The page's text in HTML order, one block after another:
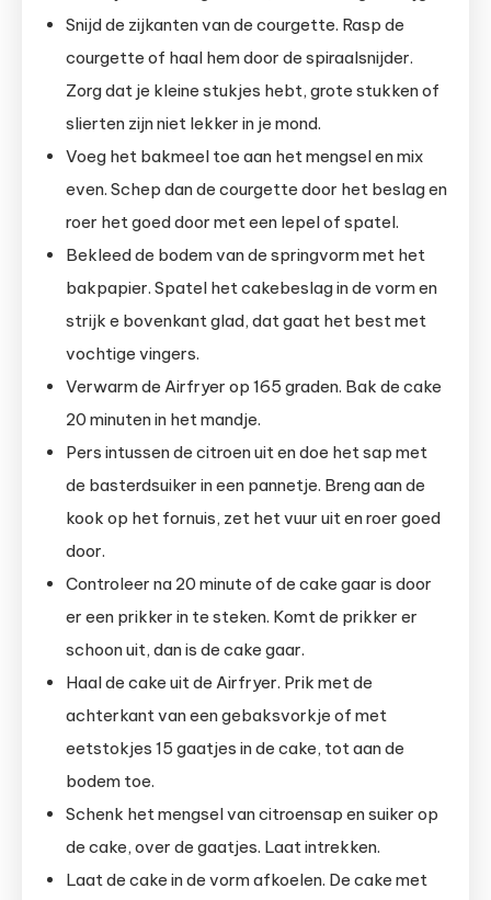
Snijd de zijkanten van de courgette. Rasp de
courgette of haal hem door de spiraalsnijder.
Zorg dat je kleine stukjes hebt, grote stukken of
slierten zijn niet lekker in je mond.
Voeg het bakmeel toe aan het mengsel en mix
even. Schep dan de courgette door het beslag en
roer het goed door met een lepel of spatel.
Bekleed de bodem van de springvorm met het
bakpapier. Spatel het cakebeslag in de vorm en
strijk e bovenkant glad, dat gaat het best met
vochtige vingers.
Verwarm de Airfryer op 165 graden. Bak de cake
20 minuten in het mandje.
Pers intussen de citroen uit en doe het sap met
de basterdsuiker in een pannetje. Breng aan de
kook op het fornuis, zet het vuur uit en roer goed
door.
Controleer na 20 minute of de cake gaar is door
er een prikker in te steken. Komt de prikker er
schoon uit, dan is de cake gaar.
Haal de cake uit de Airfryer. Prik met de
achterkant van een gebaksvorkje of met
eetstokjes 15 gaatjes in de cake, tot aan de
bodem toe.
Schenk het mengsel van citroensap en suiker op
de cake, over de gaatjes. Laat intrekken.
Laat de cake in de vorm afkoelen. De cake met